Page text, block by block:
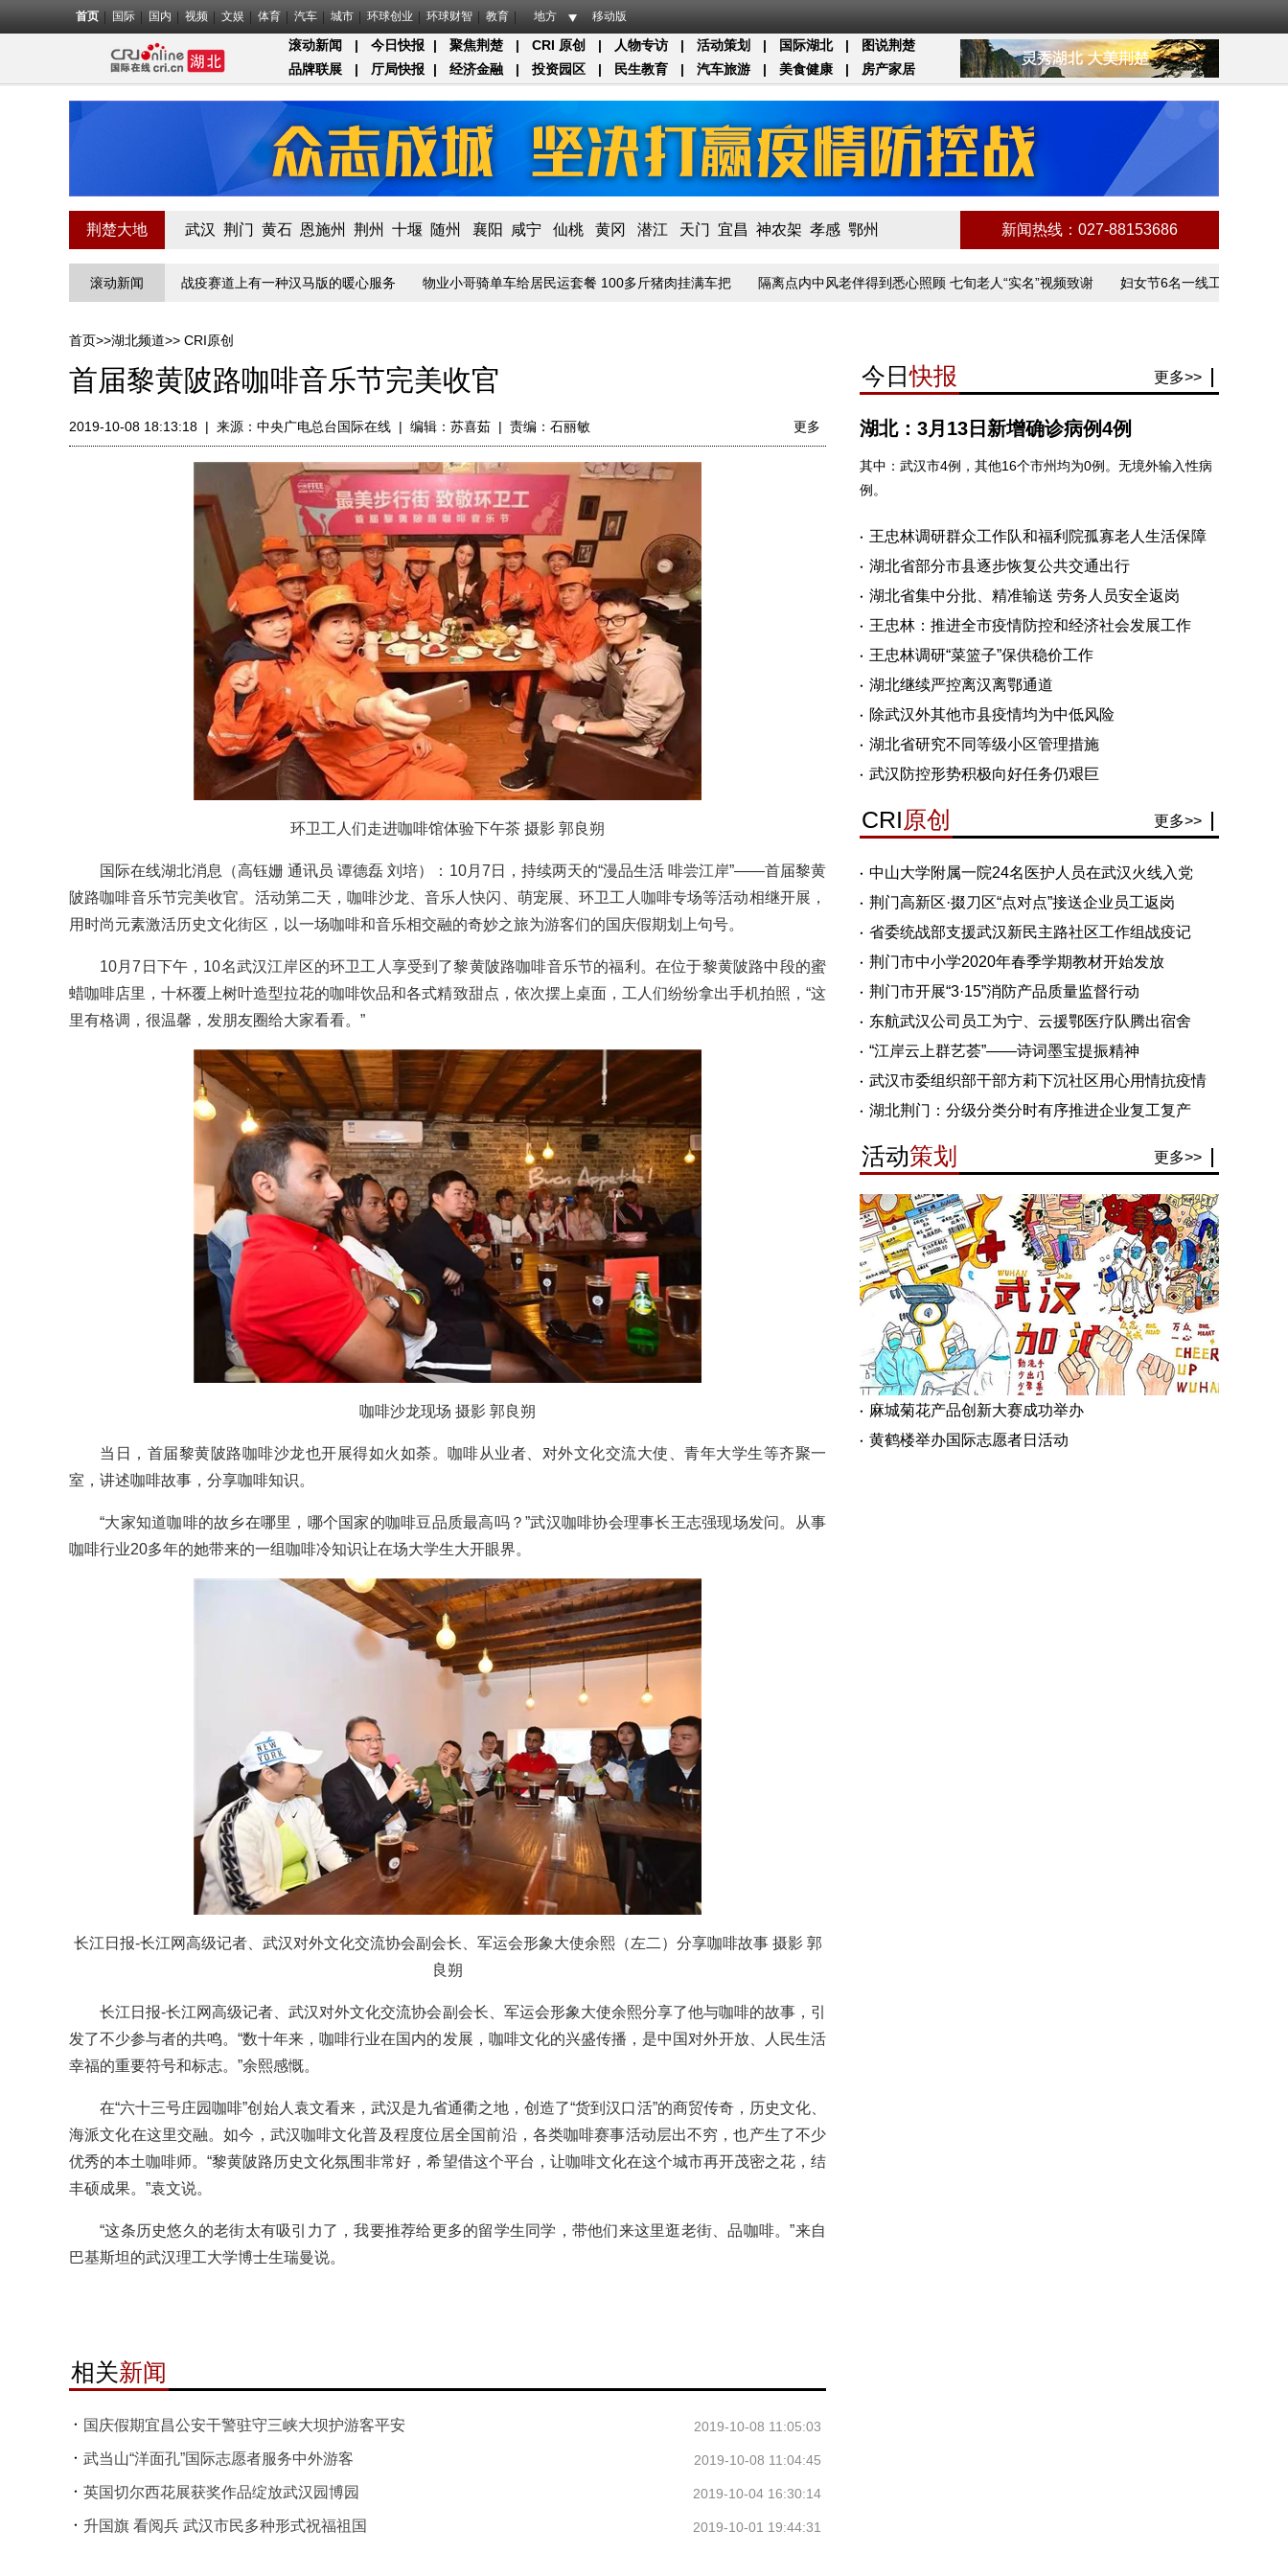
首页 国际 国内 视频 文娱 体育 汽车 城市 环球创业 环球财智 教育 地方 移动版
滚动新闻 | 今日快报 | 聚焦荆楚 | CRI 原创 | 人物专访 | 活动策划 | 国际湖北 |
图说荆楚
品牌联展
| 厅局快报 | 经济金融 | 投资园区 | 民生教育 | 汽车旅游 | 美食健康 | 房产家居
荆楚大地 武汉 荆门 黄石 恩施州 荆州 十堰 随州 襄阳 咸宁 仙桃 黄冈 潜江 天门 宜昌 神农架 孝感 鄂州 新闻热线：027-88153686
滚动新闻
的“疫”线守门员 战疫赛道上有一种汉马版的暖心服务 物业小哥骑单车给居民运套餐 100多斤猪肉挂满车把 隔离点内中风老伴得到悉心照顾 七旬老人“实名”视频致谢 妇女节6名一线工作者讲述抗疫故事
首页>>湖北频道>> CRI原创
首届黎黄陂路咖啡音乐节完美收官
2019-10-08 18:13:18 | 来源： 中央广电总台国际在线 | 编辑：苏喜茹 | 责编：石丽敏 更多
环卫工人们走进咖啡馆体验下午茶 摄影 郭良朔
国际在线湖北消息（高钰姗 通讯员 谭德磊 刘培）：10月7日，持续两天的“漫品生活 啡尝江岸”——首届黎黄
陂路咖啡音乐节完美收官。活动第二天，咖啡沙龙、音乐人快闪、萌宠展、环卫工人咖啡专场等活动相继开展，
用时尚元素激活历史文化街区，以一场咖啡和音乐相交融的奇妙之旅为游客们的国庆假期划上句号。
10月7日下午，10名武汉江岸区的环卫工人享受到了黎黄陂路咖啡音乐节的福利。在位于黎黄陂路中段的蜜
蜡咖啡店里，十杯覆上树叶造型拉花的咖啡饮品和各式精致甜点，依次摆上桌面，工人们纷纷拿出手机拍照，“这
里有格调，很温馨，发朋友圈给大家看看。”
咖啡沙龙现场 摄影 郭良朔
当日，首届黎黄陂路咖啡沙龙也开展得如火如荼。咖啡从业者、对外文化交流大使、青年大学生等齐聚一
室，讲述咖啡故事，分享咖啡知识。
“大家知道咖啡的故乡在哪里，哪个国家的咖啡豆品质最高吗？”武汉咖啡协会理事长王志强现场发问。从事
咖啡行业20多年的她带来的一组咖啡冷知识让在场大学生大开眼界。
长江日报-长江网高级记者、武汉对外文化交流协会副会长、军运会形象大使余熙（左二）分享咖啡故事 摄影 郭
良朔
长江日报-长江网高级记者、武汉对外文化交流协会副会长、军运会形象大使余熙分享了他与咖啡的故事，引
发了不少参与者的共鸣。“数十年来，咖啡行业在国内的发展，咖啡文化的兴盛传播，是中国对外开放、人民生活
幸福的重要符号和标志。”余熙感慨。
在“六十三号庄园咖啡”创始人袁文看来，武汉是九省通衢之地，创造了“货到汉口活”的商贸传奇，历史文化、
海派文化在这里交融。如今，武汉咖啡文化普及程度位居全国前沿，各类咖啡赛事活动层出不穷，也产生了不少
优秀的本土咖啡师。“黎黄陂路历史文化氛围非常好，希望借这个平台，让咖啡文化在这个城市再开茂密之花，结
丰硕成果。”袁文说。
“这条历史悠久的老街太有吸引力了，我要推荐给更多的留学生同学，带他们来这里逛老街、品咖啡。”来自
巴基斯坦的武汉理工大学博士生瑞曼说。
相关新闻
国庆假期宜昌公安干警驻守三峡大坝护游客平安 2019-10-08 11:05:03
武当山“洋面孔”国际志愿者服务中外游客 2019-10-08 11:04:45
英国切尔西花展获奖作品绽放武汉园博园 2019-10-04 16:30:14
升国旗 看阅兵 武汉市民多种形式祝福祖国 2019-10-01 19:44:31
今日快报 更多>>
湖北：3月13日新增确诊病例4例
其中：武汉市4例，其他16个市州均为0例。无境外输入性病
例。
王忠林调研群众工作队和福利院孤寡老人生活保障
湖北省部分市县逐步恢复公共交通出行
湖北省集中分批、精准输送 劳务人员安全返岗
王忠林：推进全市疫情防控和经济社会发展工作
王忠林调研“菜篮子”保供稳价工作
湖北继续严控离汉离鄂通道
除武汉外其他市县疫情均为中低风险
湖北省研究不同等级小区管理措施
武汉防控形势积极向好任务仍艰巨
CRI原创 更多>>
中山大学附属一院24名医护人员在武汉火线入党
荆门高新区·掇刀区“点对点”接送企业员工返岗
省委统战部支援武汉新民主路社区工作组战疫记
荆门市中小学2020年春季学期教材开始发放
荆门市开展“3·15”消防产品质量监督行动
东航武汉公司员工为宁、云援鄂医疗队腾出宿舍
“江岸云上群艺荟”——诗词墨宝提振精神
武汉市委组织部干部方莉下沉社区用心用情抗疫情
湖北荆门：分级分类分时有序推进企业复工复产
活动策划 更多>>
麻城菊花产品创新大赛成功举办
黄鹤楼举办国际志愿者日活动